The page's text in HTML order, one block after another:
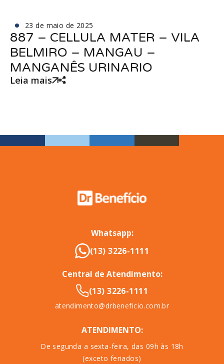
23 de maio de 2025
887 – CELLULA MATER – VILA
BELMIRO – MANGAU –
MANGANÊS URINARIO
Leia mais
Whatsapp:
(13) 3226-1111
Central de Atendimento:
(13) 3226-1111
atendimento@drbeneficio.com.br
ATENDIMENTO:
De segunda a sexta-feira, das 09h às 18h
(exceto feriados)